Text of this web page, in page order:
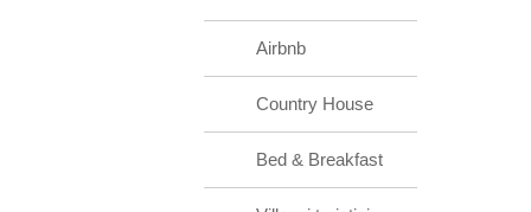
Airbnb
Country House
Bed & Breakfast